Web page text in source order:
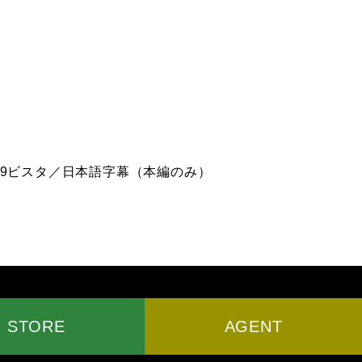
スタ／日本語字幕（本編のみ）
STORE AGENT